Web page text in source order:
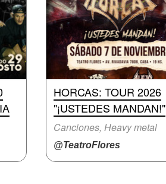
HORCAS: TOUR 2026
"¡USTEDES MANDAN!"
Canciones, Heavy metal
@TeatroFlores